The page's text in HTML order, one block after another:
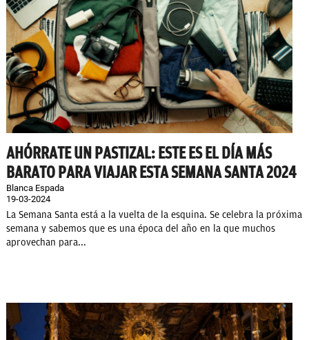
AHÓRRATE UN PASTIZAL: ESTE ES EL DÍA MÁS
BARATO PARA VIAJAR ESTA SEMANA SANTA 2024
Blanca Espada
19-03-2024
La Semana Santa está a la vuelta de la esquina. Se celebra la próxima
semana y sabemos que es una época del año en la que muchos
aprovechan para...